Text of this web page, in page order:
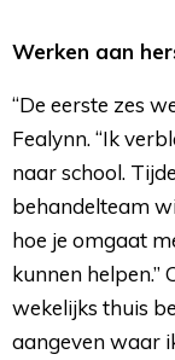
Werken aan
“De eerste zes
Fealynn. “Ik
naar school.
behandelteam
hoe je omgaat
kunnen helpen.”
wekelijks thuis
aangeven waar